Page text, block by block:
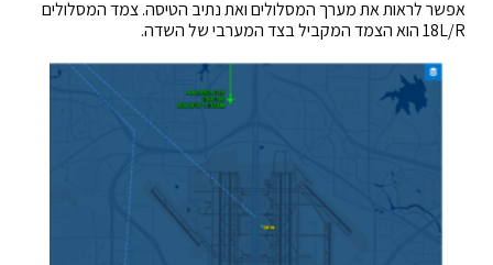
אפשר לראות את מערך המסלולים ואת נתיב הטיסה. צמד המסלולים
18L/R הוא הצמד המקביל בצד המערבי של השדה.